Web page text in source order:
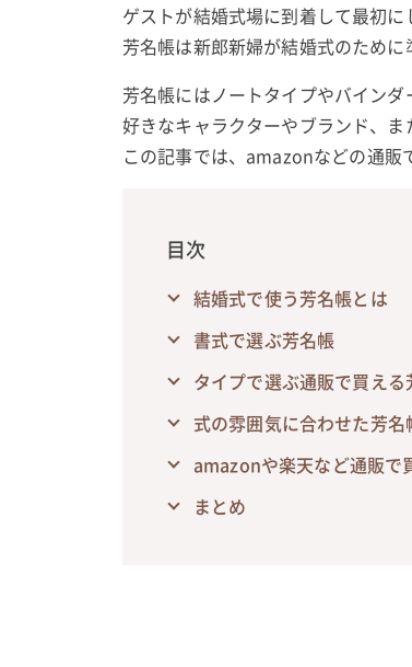
ゲストが結婚式場に到着して最初
芳名帳は新郎新婦が結婚式のため
芳名帳にはノートタイプやバイン
好きなキャラクターやブランド、
この記事では、amazonなどの通販
目次
結婚式で使う芳名帳とは
書式で選ぶ芳名帳
タイプで選ぶ通販で買える
式の雰囲気に合わせた芳名
amazonや楽天など通販で
まとめ